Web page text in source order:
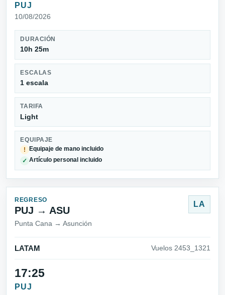
PUJ
10/08/2026
DURACIÓN
10h 25m
ESCALAS
1 escala
TARIFA
Light
EQUIPAJE
!
Equipaje de mano incluido
✓ Artículo personal incluido
REGRESO
PUJ → ASU
Punta Cana → Asunción
LA
LATAM Vuelos 2453_1321
17:25
PUJ